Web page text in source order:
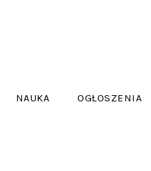
NAUKA OGŁOSZENIA